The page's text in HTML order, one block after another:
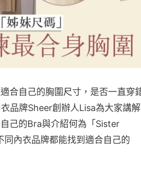
合自己的胸圍尺寸，是否一直穿
品牌Sheer創辦人Lisa為大家講解
己的Bra與介紹何為「Sister
內衣品牌都能找到適合自己的